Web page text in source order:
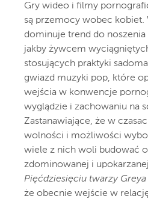
Gry wideo i filmy
są przemocy wobec kobiet.
dominuje trend do
jakby żywcem
stosujących praktyki
gwiazd muzyki pop, które
wejścia w konwencje
wyglądzie i zachowaniu na
Zastanawiające, że w
wolności i możliwości
wiele z nich woli budować
zdominowanej i
Pięćdziesięciu twarzy Greya
że obecnie wejście w